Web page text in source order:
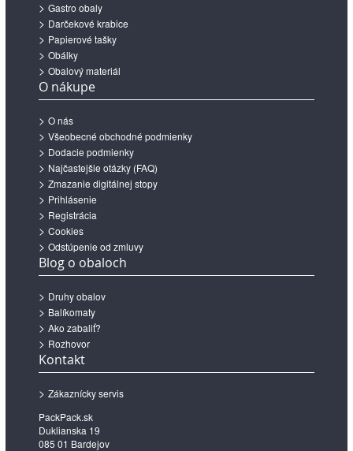
Gastro obaly
Darčekové krabice
Papierové tašky
Obálky
Obalový materiál
O nákupe
O nás
Všeobecné obchodné podmienky
Dodacie podmienky
Najčastejšie otázky (FAQ)
Zmazanie digitálnej stopy
Prihlásenie
Registrácia
Cookies
Odstúpenie od zmluvy
Blog o obaloch
Druhy obalov
Balíkomaty
Ako zabaliť?
Rozhovor
Kontakt
Zákaznícky servis
PackPack.sk
Duklianska 19
085 01 Bardejov